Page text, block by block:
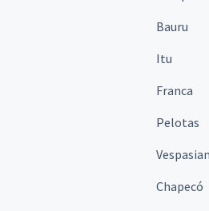
Bauru
Itu
Franca
Pelotas
Chapecó